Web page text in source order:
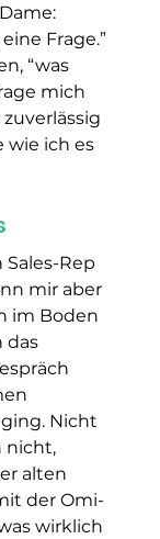
Frage.”
“was
mich
wie ich es
Rep
mir aber
im Boden
das
Nicht
nicht,
alten
der Omi-
wirklich